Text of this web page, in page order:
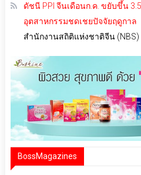
ดัชนี PPI จีนเดือนก.ค. ขยับขึ้น
อุตสาหกรรมชดเชยปัจจัยฤดูกาล
สำนักงานสถิติแห่งชาติจีน (NBS)
BossMagazines